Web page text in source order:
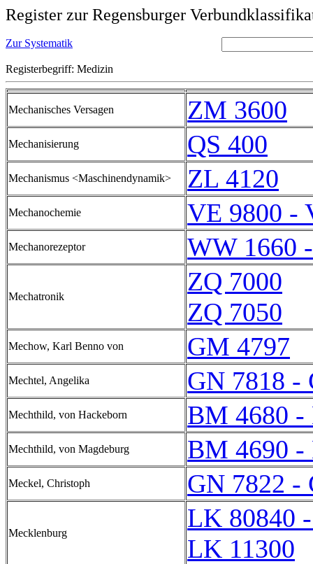
Register zur Regensburger
Zur Systematik
Registerbegriff: Medizin
Mechanisches Versagen ZM 3600
Mechanisierung QS 400
Mechanismus <Maschinendynamik> ZL 4120
Mechanochemie VE 9800 -
Mechanorezeptor WW 1660
Mechatronik
ZQ 7000
ZQ 7050
Mechow, Karl Benno von GM 4797
Mechtel, Angelika GN 7818 -
Mechthild, von Hackeborn BM 4680 -
Mechthild, von Magdeburg BM 4690 -
Meckel, Christoph GN 7822 -
Mecklenburg
LK 80840
LK 11300